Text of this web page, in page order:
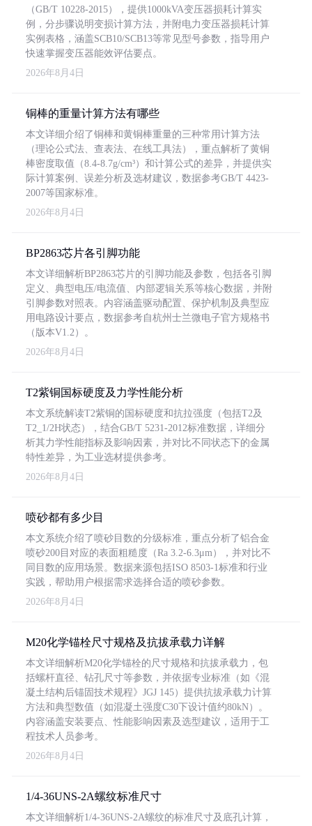
（GB/T 10228-2015），提供1000kVA变压器损耗计算实
例，分步骤说明变损计算方法，并附电力变压器损耗计算
实例表格，涵盖SCB10/SCB13等常见型号参数，指导用户
快速掌握变压器能效评估要点。
2026年8月4日
铜棒的重量计算方法有哪些
本文详细介绍了铜棒和黄铜棒重量的三种常用计算方法
（理论公式法、查表法、在线工具法），重点解析了黄铜
棒密度取值（8.4-8.7g/cm³）和计算公式的差异，并提供实
际计算案例、误差分析及选材建议，数据参考GB/T 4423-
2007等国家标准。
2026年8月4日
BP2863芯片各引脚功能
本文详细解析BP2863芯片的引脚功能及参数，包括各引脚
定义、典型电压/电流值、内部逻辑关系等核心数据，并附
引脚参数对照表。内容涵盖驱动配置、保护机制及典型应
用电路设计要点，数据参考自杭州士兰微电子官方规格书
（版本V1.2）。
2026年8月4日
T2紫铜国标硬度及力学性能分析
本文系统解读T2紫铜的国标硬度和抗拉强度（包括T2及
T2_1/2H状态），结合GB/T 5231-2012标准数据，详细分
析其力学性能指标及影响因素，并对比不同状态下的金属
特性差异，为工业选材提供参考。
2026年8月4日
喷砂都有多少目
本文系统介绍了喷砂目数的分级标准，重点分析了铝合金
喷砂200目对应的表面粗糙度（Ra 3.2-6.3μm），并对比不
同目数的应用场景。数据来源包括ISO 8503-1标准和行业
实践，帮助用户根据需求选择合适的喷砂参数。
2026年8月4日
M20化学锚栓尺寸规格及抗拔承载力详解
本文详细解析M20化学锚栓的尺寸规格和抗拔承载力，包
括螺杆直径、钻孔尺寸等参数，并依据专业标准（如《混
凝土结构后锚固技术规程》JGJ 145）提供抗拔承载力计算
方法和典型数值（如混凝土强度C30下设计值约80kN）。
内容涵盖安装要点、性能影响因素及选型建议，适用于工
程技术人员参考。
2026年8月4日
1/4-36UNS-2A螺纹标准尺寸
本文详细解析1/4-36UNS-2A螺纹的标准尺寸及底孔计算，